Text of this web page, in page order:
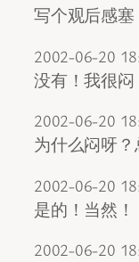
写个观后感塞
2002-06-20
没有！我很闷
2002-06-20
为什么闷呀？
2002-06-20
是的！当然！
2002-06-20